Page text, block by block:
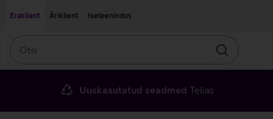
Eraklient
Äriklient Iseteenindus
Otsin
Uuskasutatud seadmed Telias